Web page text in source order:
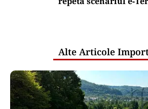
Alte Articole